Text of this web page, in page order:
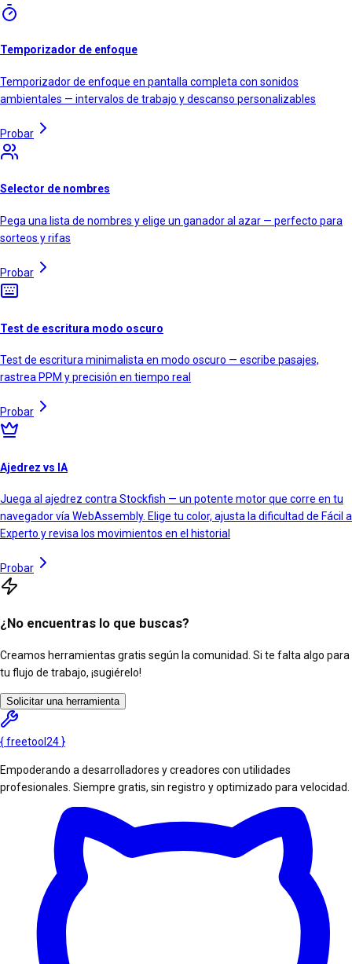
Temporizador de enfoque
Temporizador de enfoque en pantalla completa con sonidos
ambientales — intervalos de trabajo y descanso personalizables
Probar
Selector de nombres
Pega una lista de nombres y elige un ganador al azar — perfecto para
sorteos y rifas
Probar
Test de escritura modo oscuro
Test de escritura minimalista en modo oscuro — escribe pasajes,
rastrea PPM y precisión en tiempo real
Probar
Ajedrez vs IA
Juega al ajedrez contra Stockfish — un potente motor que corre en tu
navegador vía WebAssembly. Elige tu color, ajusta la dificultad de Fácil a
Experto y revisa los movimientos en el historial
Probar
¿No encuentras lo que buscas?
Creamos herramientas gratis según la comunidad. Si te falta algo para
tu flujo de trabajo, ¡sugiérelo!
Solicitar una herramienta
{freetool 24 }
Empoderando a desarrolladores y creadores con utilidades
profesionales. Siempre gratis, sin registro y optimizado para velocidad.